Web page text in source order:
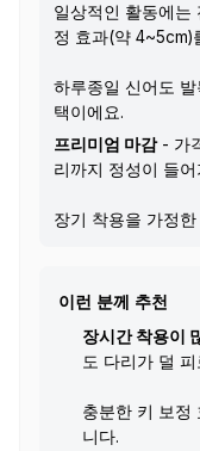
일상적인 활동에는
정 효과(약 4~5cm)
하루종일 신어도
택이에요.
프리미엄 마감- 가
리까지 정성이 들어
장기 착용을 가정
이런 분께 추천
장시간 착용이
도 다리가 덜 피
충분한 키 보정
니다.